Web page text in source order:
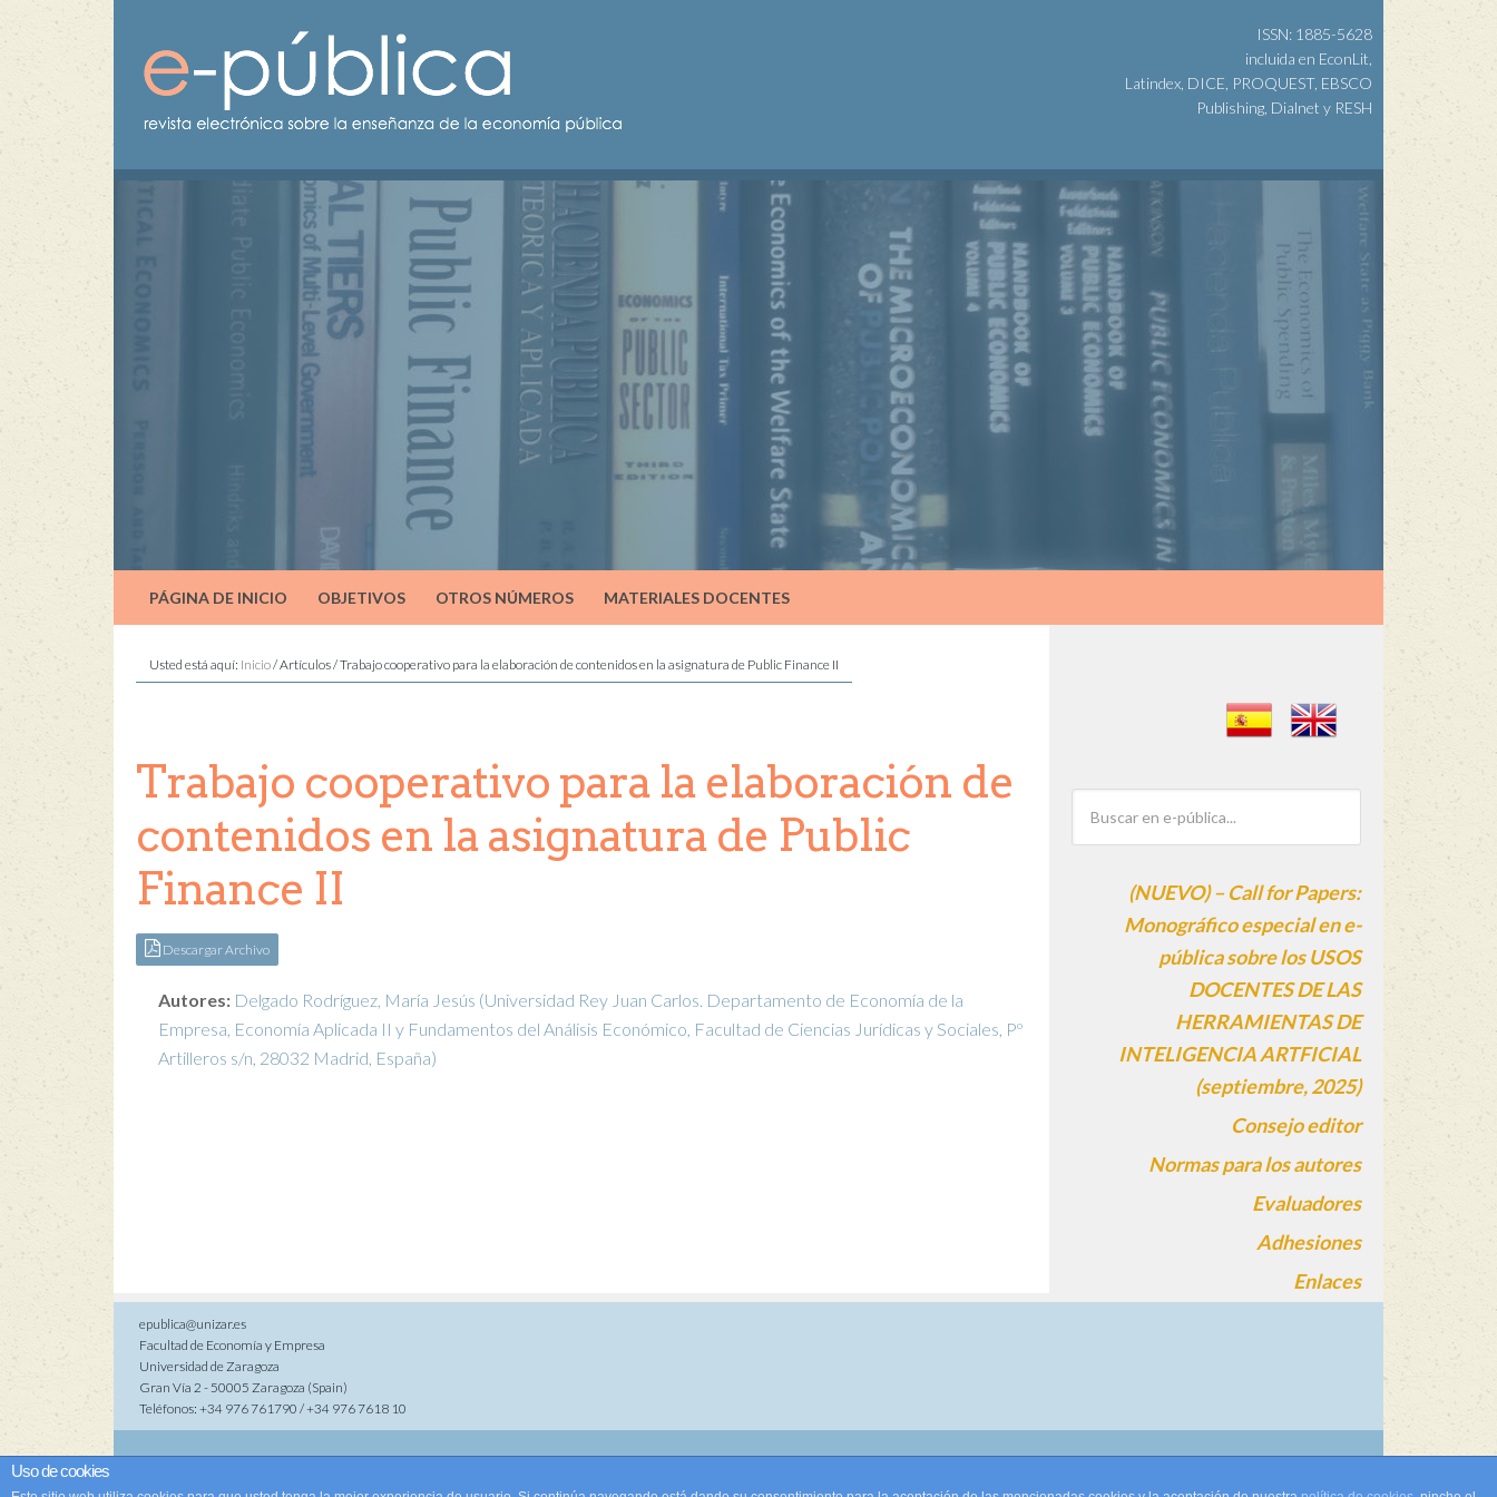
ISSN: 1885-5628
incluida en EconLit,
Latindex, DICE, PROQUEST, EBSCO
Publishing, Dialnet y RESH
PÁGINA DE INICIO OBJETIVOS OTROS NÚMEROS MATERIALES DOCENTES
Usted está aquí: Inicio/Artículos/Trabajo cooperativo para la elaboración de contenidos en la asignatura de Public Finance II
Trabajo cooperativo para la elaboración de
contenidos en la asignatura de Public
Finance II
Descargar Archivo
Autores: Delgado Rodríguez, María Jesús (Universidad Rey Juan Carlos. Departamento de Economía de la
Empresa, Economía Aplicada II y Fundamentos del Análisis Económico, Facultad de Ciencias Jurídicas y Sociales, Pº
Artilleros s/n, 28032 Madrid, España)
(NUEVO) – Call for Papers:
Monográfico especial en e-
pública sobre los USOS
DOCENTES DE LAS
HERRAMIENTAS DE
INTELIGENCIA ARTFICIAL
(septiembre, 2025)
Consejo editor
Normas para los autores
Evaluadores
Adhesiones
Enlaces
epublica@unizar.es
Facultad de Economía y Empresa
Universidad de Zaragoza
Gran Vía 2 - 50005 Zaragoza (Spain)
Teléfonos: +34 976 761790 / +34 976 7618 10
Cookies
|Política de privacidad de datos
Uso de cookies